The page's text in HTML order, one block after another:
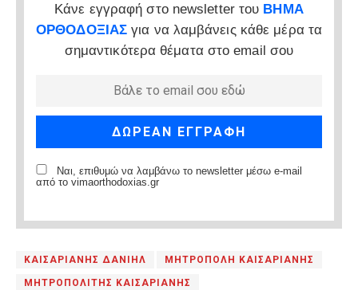
Κάνε εγγραφή στο newsletter του ΒΗΜΑ
ΟΡΘΟΔΟΞΙΑΣ για να λαμβάνεις κάθε μέρα τα
σημαντικότερα θέματα στο email σου
Ναι, επιθυμώ να λαμβάνω το newsletter μέσω e-mail
από το vimaorthodoxias.gr
ΚΑΙΣΑΡΙΑΝΗΣ ΔΑΝΙΗΛ ΜΗΤΡΟΠΟΛΗ ΚΑΙΣΑΡΙΑΝΗΣ
ΜΗΤΡΟΠΟΛΙΤΗΣ ΚΑΙΣΑΡΙΑΝΗΣ